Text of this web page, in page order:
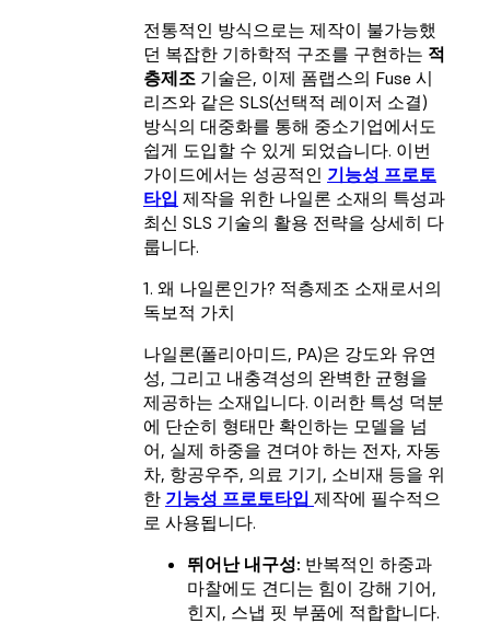
전통적인 방식으로는 제작이 불가능했
던 복잡한 기하학적 구조를 구현하는 적
층제조 기술은, 이제 폼랩스의 Fuse 시
리즈와 같은 SLS(선택적 레이저 소결)
방식의 대중화를 통해 중소기업에서도
쉽게 도입할 수 있게 되었습니다. 이번
가이드에서는 성공적인 기능성 프로토
타입 제작을 위한 나일론 소재의 특성과
최신 SLS 기술의 활용 전략을 상세히 다
룹니다.
1. 왜 나일론인가? 적층제조 소재로서의
독보적 가치
나일론(폴리아미드, PA)은 강도와 유연
성, 그리고 내충격성의 완벽한 균형을
제공하는 소재입니다. 이러한 특성 덕분
에 단순히 형태만 확인하는 모델을 넘
어, 실제 하중을 견뎌야 하는 전자, 자동
차, 항공우주, 의료 기기, 소비재 등을 위
한 기능성 프로토타입 제작에 필수적으
로 사용됩니다.
뛰어난 내구성: 반복적인 하중과
마찰에도 견디는 힘이 강해 기어,
힌지, 스냅 핏 부품에 적합합니다.